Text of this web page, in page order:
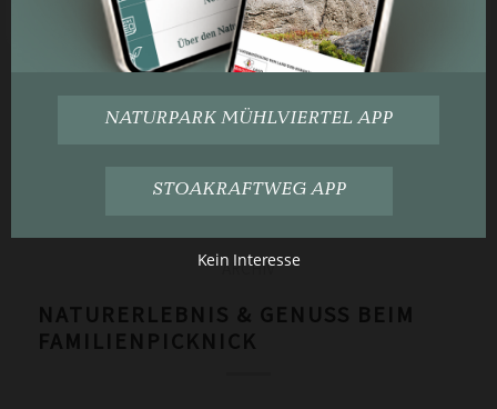
Natur verlebten 15 Kinder beim diesjährigen
Abenteuer-Camp.
Mehr lesen
ARCHIV
NATURERLEBNIS & GENUSS BEIM
FAMILIENPICKNICK
NATURPARK MÜHLVIERTEL APP
STOAKRAFTWEG APP
Kein Interesse